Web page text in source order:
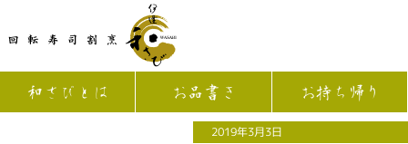
和さびとは お品書き お持ち帰り
2019年3月3日